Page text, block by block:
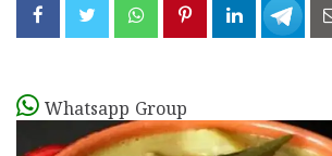
Whatsapp Group